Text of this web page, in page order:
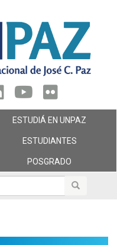
búsqueda
ESTUDIÁ EN UNPAZ
ESTUDIANTES
POSGRADO